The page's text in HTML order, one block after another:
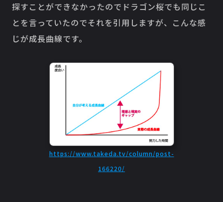
探すことができなかったのでドラゴン桜でも同じこ
とを言っていたのでそれを引用しますが、こんな感
じが成長曲線です。
https://www.takeda.tv/column/post-
166220/